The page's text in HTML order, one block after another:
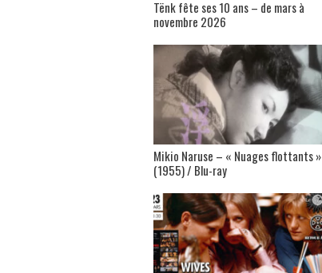
Tënk fête ses 10 ans – de mars à
novembre 2026
Mikio Naruse – « Nuages flottants »
(1955) / Blu-ray